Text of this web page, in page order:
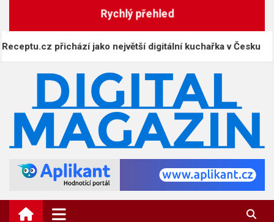
Rychlý přehled
přichází jako největší digitální kuchařka v Česku
DigitalMagazin.cz